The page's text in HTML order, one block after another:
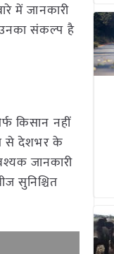
में जानकारी
उनका संकल्प है
किसान नहीं
से देशभर के
जानकारी
सुनिश्चित